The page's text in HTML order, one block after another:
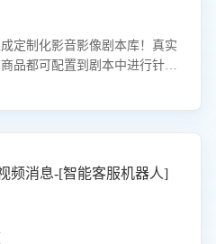
定制化影音影像剧本库！真实
品都可配置到剧本中进行针对
影像类目剧本，一键开启客服
频消息-[智能客服机器人]